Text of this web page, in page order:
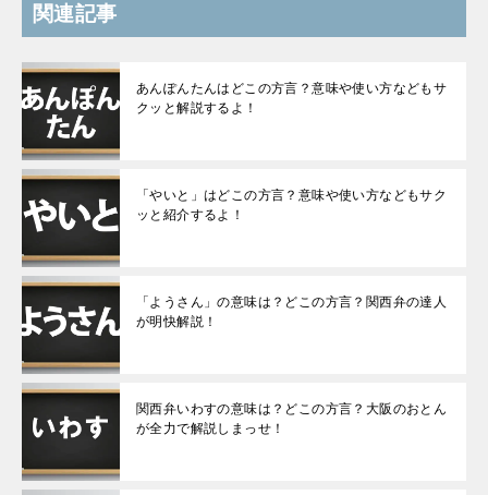
関連記事
あんぽんたんはどこの方言？意味や使い方などもサ
クッと解説するよ！
「やいと」はどこの方言？意味や使い方などもサク
ッと紹介するよ！
「ようさん」の意味は？どこの方言？関西弁の達人
が明快解説！
関西弁いわすの意味は？どこの方言？大阪のおとん
が全力で解説しまっせ！